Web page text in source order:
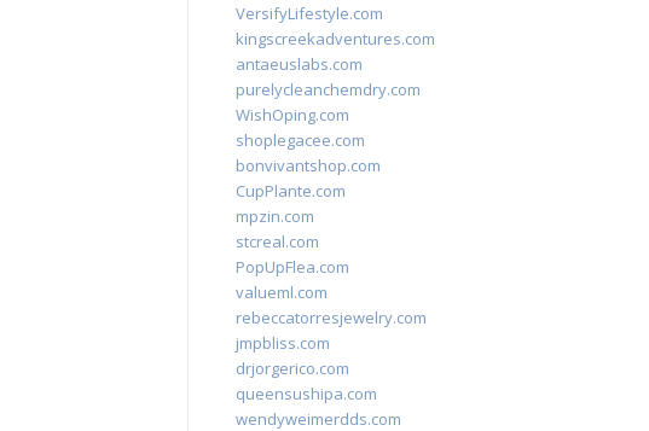
VersifyLifestyle.com
kingscreekadventures.com
antaeuslabs.com
purelycleanchemdry.com
WishOping.com
shoplegacee.com
bonvivantshop.com
CupPlante.com
mpzin.com
stcreal.com
PopUpFlea.com
valueml.com
rebeccatorresjewelry.com
jmpbliss.com
drjorgerico.com
queensushipa.com
wendyweimerdds.com